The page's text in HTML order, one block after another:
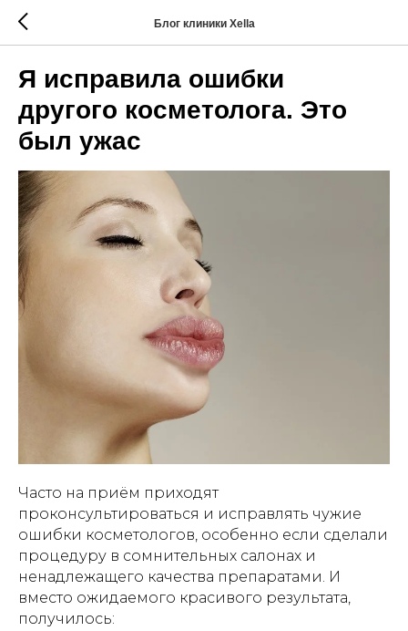
Блог клиники Xella
Я исправила ошибки
другого косметолога. Это
был ужас
Часто на приём приходят
проконсультироваться и исправлять чужие
ошибки косметологов, особенно если сделали
процедуру в сомнительных салонах и
ненадлежащего качества препаратами. И
вместо ожидаемого красивого результата,
получилось: